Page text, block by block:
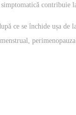
contribuie
ce se închide ușa de
perimenopauza